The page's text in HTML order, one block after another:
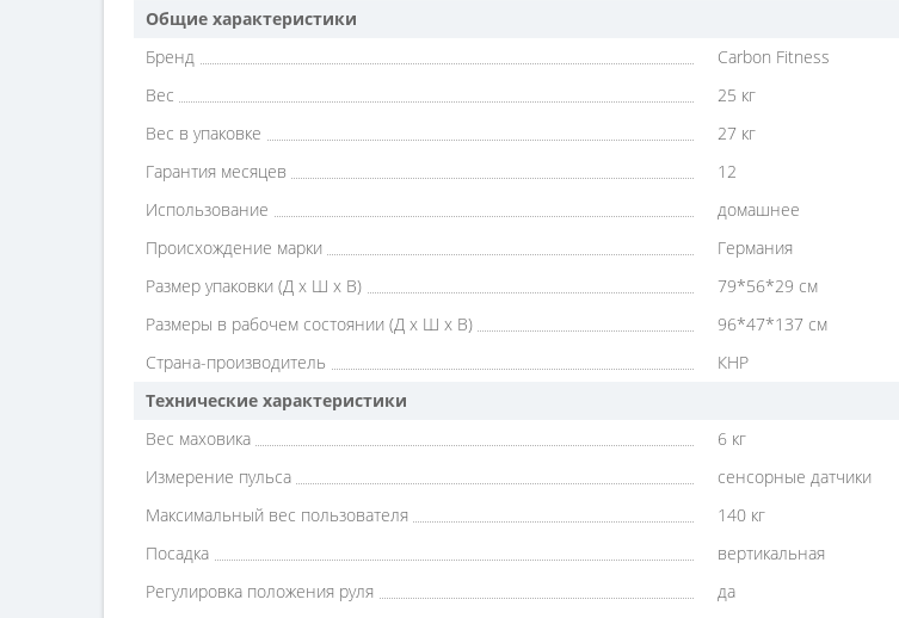
Общие характеристики
Бренд
Carbon Fitness
Вес
25 кг
Вес в упаковке
27 кг
Гарантия месяцев
12
Использование
домашнее
Происхождение марки
Германия
Размер упаковки (Д х Ш х В)
79*56*29 см
Размеры в рабочем состоянии (Д х Ш х В)
96*47*137 см
Страна-производитель
КНР
Технические характеристики
Вес маховика
6 кг
Измерение пульса
сенсорные датчики
Максимальный вес пользователя
140 кг
Посадка
вертикальная
Регулировка положения руля
да